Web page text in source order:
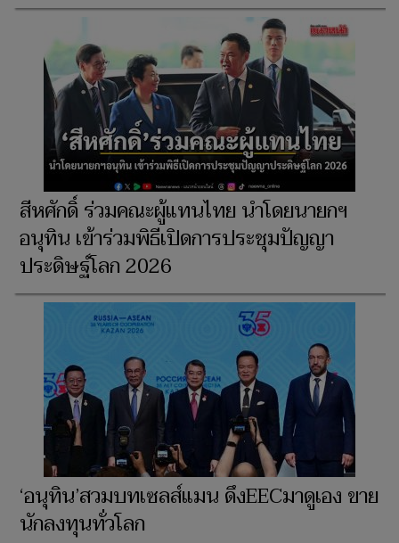
สีหศักดิ์ ร่วมคณะผู้แทนไทย นำโดยนายกฯ
อนุทิน เข้าร่วมพิธีเปิดการประชุมปัญญา
ประดิษฐ์โลก 2026
‘อนุทิน’สวมบทเซลส์แมน ดึงEECมาดูเอง ขาย
นักลงทุนทั่วโลก